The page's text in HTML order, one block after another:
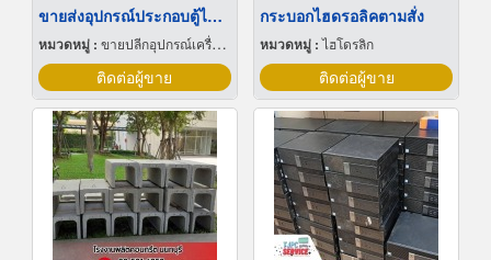
ขายส่งอุปกรณ์ประกอบตู้ไฟฟ้า
หมวดหมู่ : ขายปลีกอุปกรณ์เครื่องใช้ไฟฟ้า
ติดต่อผู้ขาย
กระบอกไฮดรอลิคตามสั่ง
หมวดหมู่ :ไฮโดรลิก
ติดต่อผู้ขาย